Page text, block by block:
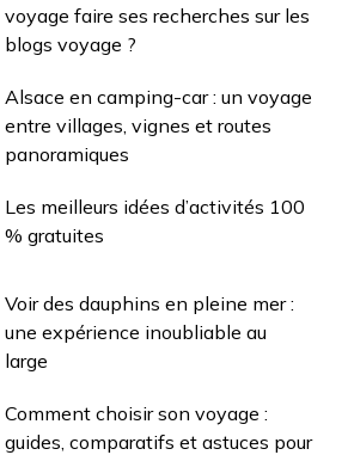
voyage faire ses recherches sur les
blogs voyage ?
Alsace en camping-car : un voyage
entre villages, vignes et routes
panoramiques
Les meilleurs idées d’activités 100
% gratuites
Voir des dauphins en pleine mer :
une expérience inoubliable au
large
Comment choisir son voyage :
guides, comparatifs et astuces pour